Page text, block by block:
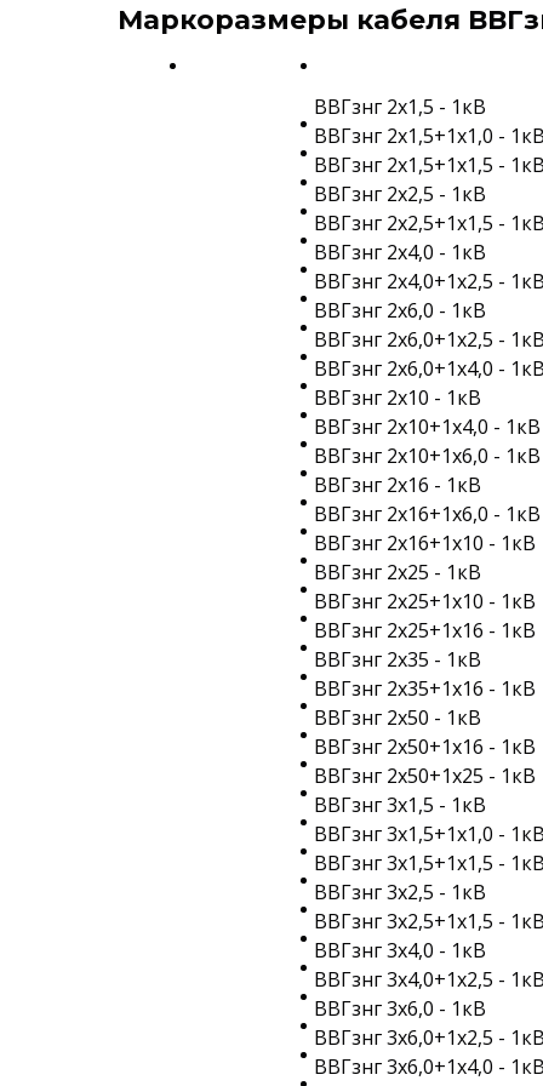
Маркоразмеры кабеля
ВВГзнг 2х1,5 - 1кВ
ВВГзнг 2х1,5+1х1,0 - 1кВ
ВВГзнг 2х1,5+1х1,5 - 1кВ
ВВГзнг 2х2,5 - 1кВ
ВВГзнг 2х2,5+1х1,5 - 1кВ
ВВГзнг 2х4,0 - 1кВ
ВВГзнг 2х4,0+1х2,5 - 1кВ
ВВГзнг 2х6,0 - 1кВ
ВВГзнг 2х6,0+1х2,5 - 1кВ
ВВГзнг 2х6,0+1х4,0 - 1кВ
ВВГзнг 2х10 - 1кВ
ВВГзнг 2х10+1х4,0 - 1кВ
ВВГзнг 2х10+1х6,0 - 1кВ
ВВГзнг 2х16 - 1кВ
ВВГзнг 2х16+1х6,0 - 1кВ
ВВГзнг 2х16+1х10 - 1кВ
ВВГзнг 2х25 - 1кВ
ВВГзнг 2х25+1х10 - 1кВ
ВВГзнг 2х25+1х16 - 1кВ
ВВГзнг 2х35 - 1кВ
ВВГзнг 2х35+1х16 - 1кВ
ВВГзнг 2х50 - 1кВ
ВВГзнг 2х50+1х16 - 1кВ
ВВГзнг 2х50+1х25 - 1кВ
ВВГзнг 3х1,5 - 1кВ
ВВГзнг 3х1,5+1х1,0 - 1кВ
ВВГзнг 3х1,5+1х1,5 - 1кВ
ВВГзнг 3х2,5 - 1кВ
ВВГзнг 3х2,5+1х1,5 - 1кВ
ВВГзнг 3х4,0 - 1кВ
ВВГзнг 3х4,0+1х2,5 - 1кВ
ВВГзнг 3х6,0 - 1кВ
ВВГзнг 3х6,0+1х2,5 - 1кВ
ВВГзнг 3х6,0+1х4,0 - 1кВ